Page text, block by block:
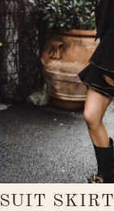
SUIT SKIRT